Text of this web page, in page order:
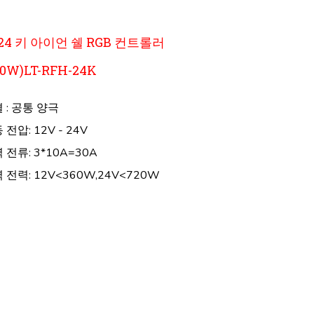
키 아이언 쉘 RGB 컨트롤러
RFH-24K
: 공통 양극
전압: 12V - 24V
전류: 3*10A=30A
전력: 12V<360W,24V<720W